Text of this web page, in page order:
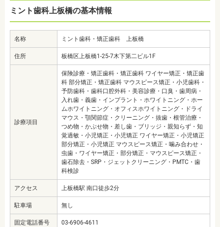
ミント歯科上板橋の基本情報
名称 ミント歯科・矯正歯科 上板橋
住所 板橋区上板橋1-25-7木下第二ビル1F
診療項目
保険診療・矯正歯科・矯正歯科 ワイヤー矯正・矯正歯
科 部分矯正・矯正歯科 マウスピース矯正・小児歯科・
予防歯科・歯科口腔外科・美容診療・口臭・歯周病・
入れ歯・義歯・インプラント・ホワイトニング・ホー
ムホワイトニング・オフィスホワイトニング・ドライ
マウス・顎関節症・クリーニング・抜歯・根管治療・
つめ物・かぶせ物・差し歯・ブリッジ・親知らず・知
覚過敏・小児矯正・小児矯正 ワイヤー矯正・小児矯正
部分矯正・小児矯正 マウスピース矯正・噛み合わせ・
虫歯・ワイヤー矯正・部分矯正・マウスピース矯正・
歯石除去・SRP・ジェットクリーニング・PMTC・歯
科検診
アクセス 上板橋駅 南口徒歩2分
駐車場 無し
固定電話番号 03-6906-4611